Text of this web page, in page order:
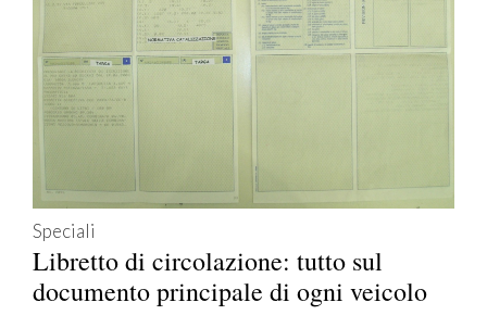
Speciali
Libretto di circolazione: tutto sul
documento principale di ogni veicolo